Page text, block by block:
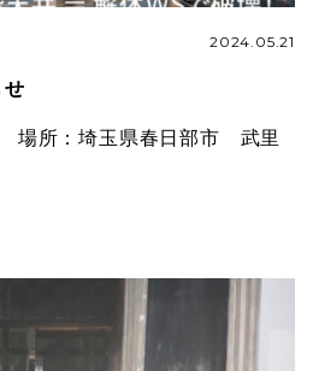
2024.05.21
場所：埼玉県春日部市 武里